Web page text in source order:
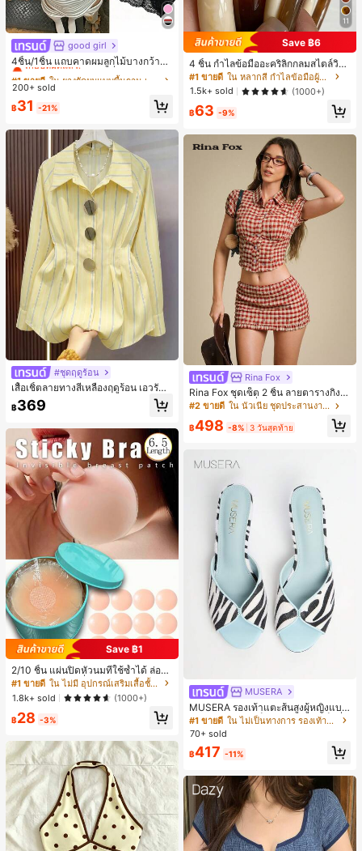
good girl
4ชิ้น/1ชิ้น แถบคาดผมลูกไม้บางกว้างยื
ดหยุ่นสำหรับผู้หญิง, แฟชั่นอเนกประสง
ค์พรีเมียมหรูหราสไตล์มินิมอล ผ้าพันคอ
เล็กๆ ห่วงผม อุปกรณ์เสริมผม, เหมาะสำ
หรับการออกไปข้างนอกประจำวัน, ลำล
อง, งานปาร์ตี้, การเดินทาง, การพักผ่อ
น, การมัดผม, การจัดทรงผม, การแต่งห
น้า, การจับคู่ชุด, อุปกรณ์เสริมประดับผ
#1 ขายดี
เกือบหมดแล้ว!
#1 ขายดี
เกือบหมดแล้ว!
#1 ขายดี
เกือบหมดแล้ว!
#1 ขายดี
ใน ยางรัดผมแบบพื้นฐาน เครื่องประดับผมผู้หญิง
200+ sold
฿31 -21%
#ชุดฤดูร้อน
เสื้อเชิ้ตลายทางสีเหลืองฤดูร้อน เอวรัด
สไตล์ลำลองสำหรับเดินทางไปทำงาน ผ้
าฝ้ายผสม กระดุมหน้า เสื้ออเนกประสงค์
฿369
Save ฿1
2/10 ชิ้น แผ่นปิดหัวนมที่ใช้ซ้ำได้ ล่องห
น ไร้รอยต่อ & ไม่ลื่น เหมาะสำหรับโอก
าสต่างๆ สิ่งจำเป็นสำหรับฤดูร้อน
#1 ขายดี
ใน ไม่มี อุปกรณ์เสริมเสื้อชั้นในผู้หญิง
1.8k+ sold
(1000+)
฿28 -3%
11
Save ฿6
4 ชิ้น กำไลข้อมืออะคริลิกกลมสไตล์วินเ
ทจหรูหราสำหรับผู้หญิง, ดีไซน์เรียบง่าย
ทันสมัย, เหมาะสำหรับสวมใส่ในชีวิตปร
ะจำวันและโอกาสต่างๆ, ของขวัญสำหรั
บเธอ
#1 ขายดี
ใน หลากสี กำไลข้อมือผู้หญิง
1.5k+ sold
(1000+)
฿63 -9%
Rina Fox
Rina Fox ชุดเซ็ต 2 ชิ้น ลายตารางกิงแ
ฮมสีแดงสไตล์ฝรั่งเศสพิมพ์ลายดอกไม้ เ
สื้อครอปและกระโปรงมินิระบายเข้าชุด
#2 ขายดี ใน นัวเนีย ชุดประสานงานสตรี
฿498 -8% 3 วันสุดท้าย
MUSERA
MUSERA รองเท้าแตะส้นสูงผู้หญิงแบบ
มิวล์ หัวกลม ส้นเข็ม ลายม้าลาย เซ็กซี่ เ
ปิดหน้าเท้า โชว์นิ้วเท้า สำหรับปาร์ตี้ไน
#1 ขายดี
ใน ไม่เป็นทางการ รองเท้าแตะผู้หญิง
70+ sold
฿417 -11%